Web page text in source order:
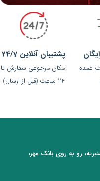
عمده
پشتیبان آنلاین 24/7
امکان مرجوعی سفارش تا
24 ساعت (قبل از ارسال)
رو به روی بانک مهر،